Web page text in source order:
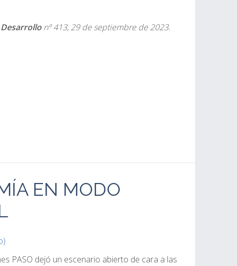
nº 413, 29 de septiembre de 2023.
EN MODO
PASO dejó un escenario abierto de cara a las